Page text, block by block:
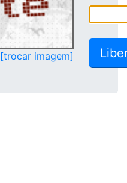
[trocar imagem]